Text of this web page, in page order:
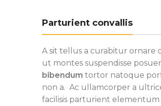
Parturient convallis
A sit tellus a curabitur ornare
ut montes suspendisse
bibendum tortor natoque
non a. Ac ullamcorper a
facilisis parturient